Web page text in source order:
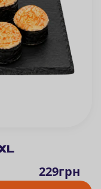
229грн